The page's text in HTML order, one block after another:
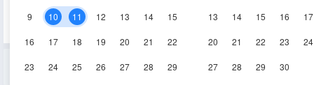
9 10 11 12 13 14 15
16 17 18 19 20 21 22
23 24 25 26 27 28 29
13 14 15 16 17
20 21 22 23 24
27 28 29 30
外婆橋｜日式茶台家庭套房